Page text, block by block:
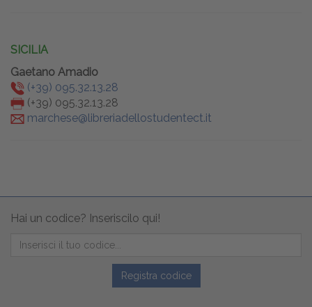
SICILIA
Gaetano Amadio
(+39) 095.32.13.28
(+39) 095.32.13.28
marchese@libreriadellostudentect.it
Hai un codice? Inseriscilo qui!
Registra codice